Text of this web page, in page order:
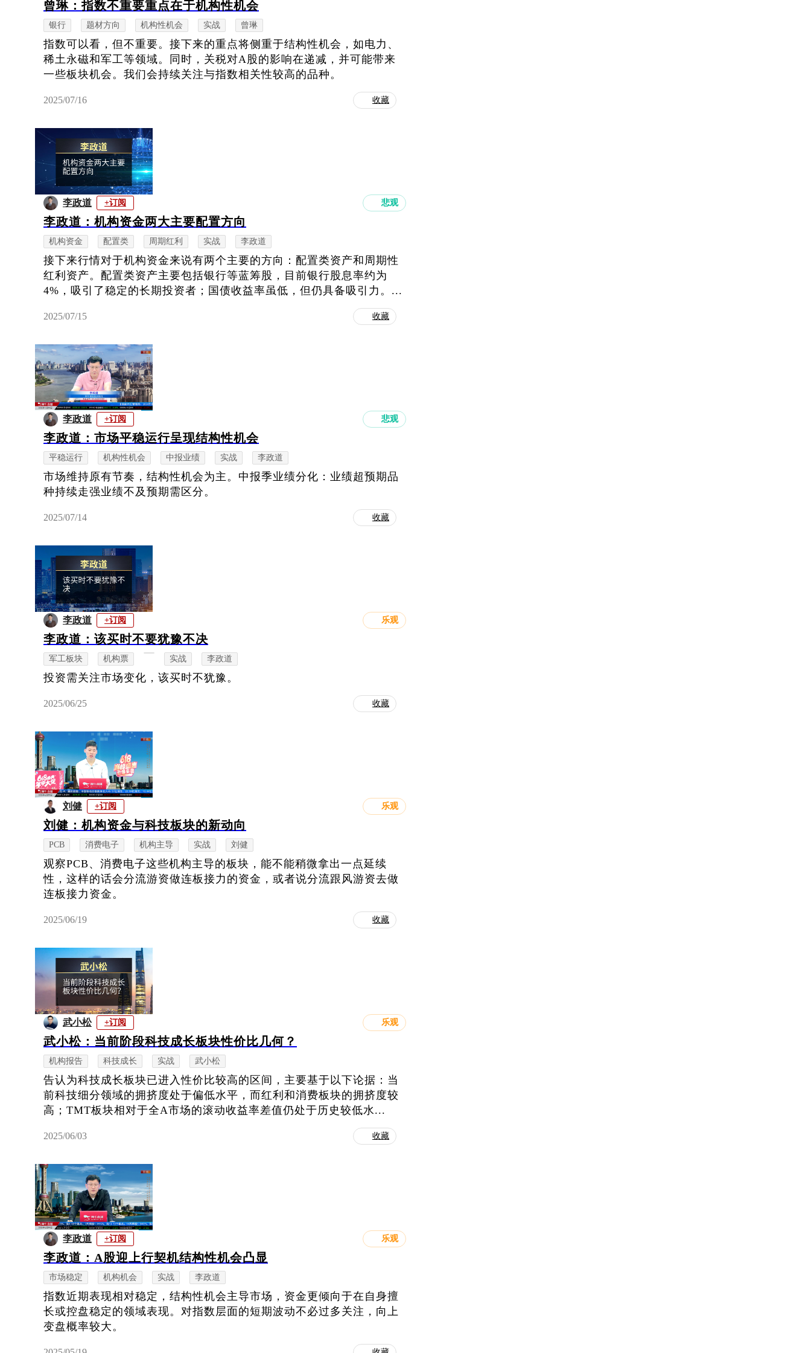
曾琳：指数不重要重点在于机构性机会
银行 题材方向 机构性机会 实战 曾琳
指数可以看，但不重要。接下来的重点将侧重于结构性机会，如电力、
稀土永磁和军工等领域。同时，关税对A股的影响在递减，并可能带来
一些板块机会。我们会持续关注与指数相关性较高的品种。
2025/07/16 收藏
李政道 +订阅 悲观
李政道：机构资金两大主要配置方向
机构资金 配置类 周期红利 实战 李政道
接下来行情对于机构资金来说有两个主要的方向：配置类资产和周期性
红利资产。配置类资产主要包括银行等蓝筹股，目前银行股息率约为
4%，吸引了稳定的长期投资者；国债收益率虽低，但仍具备吸引力。...
2025/07/15 收藏
李政道 +订阅 悲观
李政道：市场平稳运行呈现结构性机会
平稳运行 机构性机会 中报业绩 实战 李政道
市场维持原有节奏，结构性机会为主。中报季业绩分化：业绩超预期品
种持续走强业绩不及预期需区分。
2025/07/14 收藏
李政道 +订阅 乐观
李政道：该买时不要犹豫不决
军工板块 机构票 实战 李政道
投资需关注市场变化，该买时不犹豫。
2025/06/25 收藏
刘健 +订阅 乐观
刘健：机构资金与科技板块的新动向
PCB 消费电子 机构主导 实战 刘健
观察PCB、消费电子这些机构主导的板块，能不能稍微拿出一点延续
性，这样的话会分流游资做连板接力的资金，或者说分流跟风游资去做
连板接力资金。
2025/06/19 收藏
武小松 +订阅 乐观
武小松：当前阶段科技成长板块性价比几何？
机构报告 科技成长 实战 武小松
告认为科技成长板块已进入性价比较高的区间，主要基于以下论据：当
前科技细分领域的拥挤度处于偏低水平，而红利和消费板块的拥挤度较
高；TMT板块相对于全A市场的滚动收益率差值仍处于历史较低水...
2025/06/03 收藏
李政道 +订阅 乐观
李政道：A股迎上行契机结构性机会凸显
市场稳定 机构机会 实战 李政道
指数近期表现相对稳定，结构性机会主导市场，资金更倾向于在自身擅
长或控盘稳定的领域表现。对指数层面的短期波动不必过多关注，向上
变盘概率较大。